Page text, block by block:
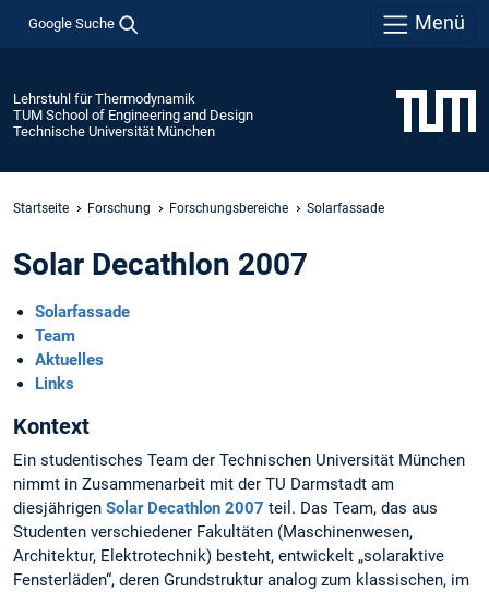
Google Suche Menü
Lehrstuhl für Thermodynamik
TUM School of Engineering and Design
Technische Universität München
Startseite Forschung Forschungsbereiche Solarfassade
Solar Decathlon 2007
Solarfassade
Team
Aktuelles
Links
Kontext
Ein studentisches Team der Technischen Universität München
nimmt in Zusammenarbeit mit der TU Darmstadt am
diesjährigen Solar Decathlon 2007 teil. Das Team, das aus
Studenten verschiedener Fakultäten (Maschinenwesen,
Architektur, Elektrotechnik) besteht, entwickelt „solaraktive
Fensterläden“, deren Grundstruktur analog zum klassischen, im